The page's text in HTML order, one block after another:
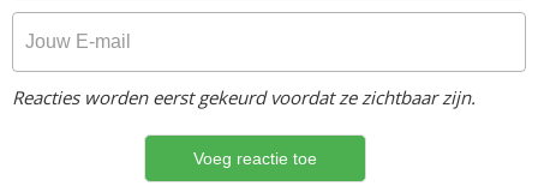
Reacties worden eerst gekeurd voordat ze zichtbaar zijn.